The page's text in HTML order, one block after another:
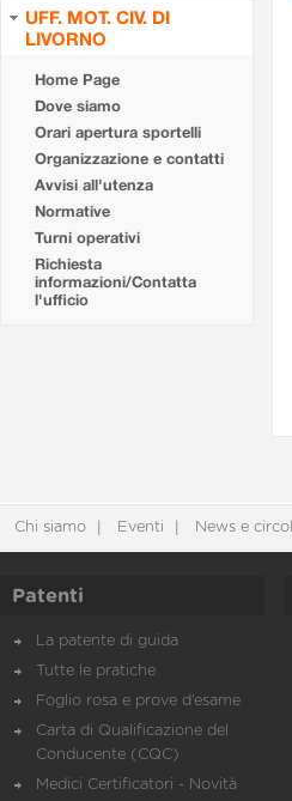
UFF. MOT. CIV. DI
LIVORNO
Home Page
Dove siamo
Orari apertura sportelli
Organizzazione e contatti
Avvisi all'utenza
Normative
Turni operativi
Richiesta
informazioni/Contatta
l'ufficio
Chi siamo Eventi News e
Patenti
La patente di guida
Tutte le pratiche
Foglio rosa e prove d’esame
Carta di Qualificazione del
Conducente (CQC)
Medici Certificatori - Novità